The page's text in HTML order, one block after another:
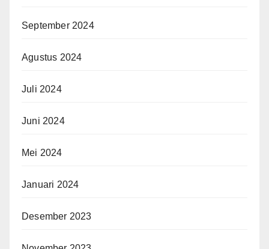
September 2024
Agustus 2024
Juli 2024
Juni 2024
Mei 2024
Januari 2024
Desember 2023